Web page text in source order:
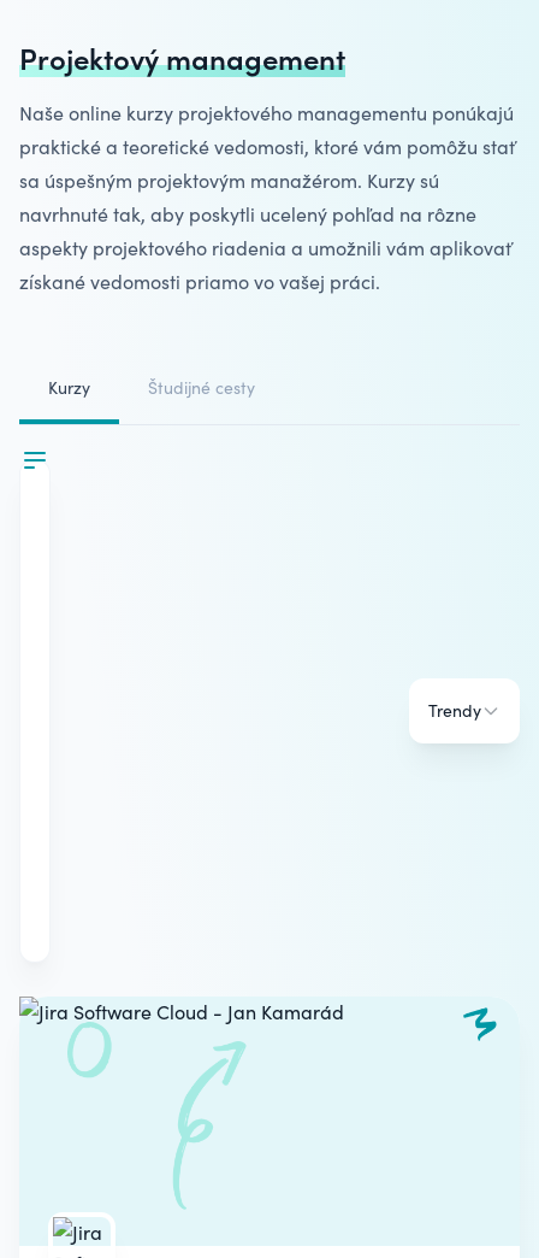
Projektový management
Naše online kurzy projektového managementu ponúkajú
praktické a teoretické vedomosti, ktoré vám pomôžu stať
sa úspešným projektovým manažérom. Kurzy sú
navrhnuté tak, aby poskytli ucelený pohľad na rôzne
aspekty projektového riadenia a umožnili vám aplikovať
získané vedomosti priamo vo vašej práci.
Kurzy Študijné cesty
Trendy